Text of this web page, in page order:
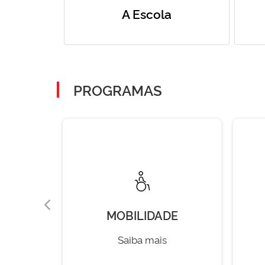
A Escola
PROGRAMAS
MOBILIDADE
Saiba mais